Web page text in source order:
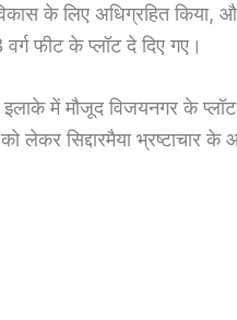
के लिए अधिग्रहित किया,
फीट के प्लॉट दे दिए गए।
में मौजूद विजयनगर के
लेकर सिद्दारमैया भ्रष्टाचार के